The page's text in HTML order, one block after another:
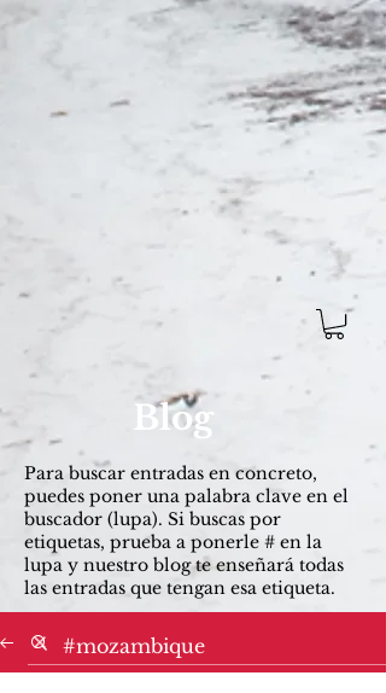
Blog
Para buscar entradas ​en concreto,
puedes poner una palabra clave en el
buscador (lupa). Si buscas por
etiquetas, prueba a ponerle # en la
lupa y nuestro blog te enseñará todas
las entradas que tengan esa etiqueta.